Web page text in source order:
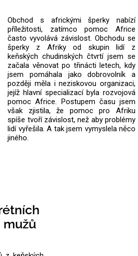
Obchod s africkými šperky nabízí
příležitosti, zatímco pomoc Africe
často vyvolává závislost. Obchodu se
šperky z Afriky od skupin lidí z
keňských chudinských čtvrtí jsem se
začala věnovat po třinácti letech, kdy
jsem pomáhala jako dobrovolník a
později měla i neziskovou organizaci,
jejíž hlavní specializací byla rozvojová
pomoc Africe. Postupem času jsem
však zjistila, že pomoc pro Afriku
spíše tvoří závislost, než aby problémy
lidí vyřešila. A tak jsem vymyslela něco
jiného.
mužů